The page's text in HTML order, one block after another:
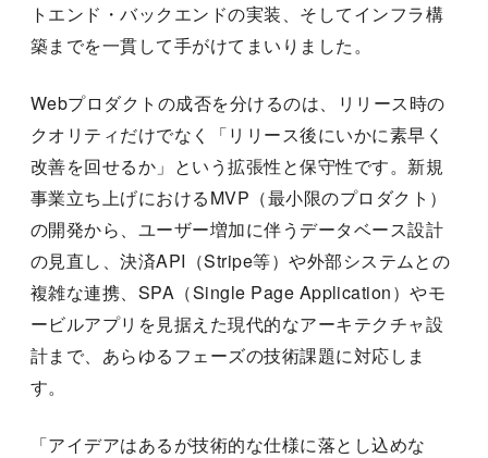
トエンド・バックエンドの実装、そしてインフラ構
築までを一貫して手がけてまいりました。
Webプロダクトの成否を分けるのは、リリース時の
クオリティだけでなく「リリース後にいかに素早く
改善を回せるか」という拡張性と保守性です。新規
事業立ち上げにおけるMVP（最小限のプロダクト）
の開発から、ユーザー増加に伴うデータベース設計
の見直し、決済API（Stripe等）や外部システムとの
複雑な連携、SPA（Single Page Application）やモ
ービルアプリを見据えた現代的なアーキテクチャ設
計まで、あらゆるフェーズの技術課題に対応しま
す。
「アイデアはあるが技術的な仕様に落とし込めな